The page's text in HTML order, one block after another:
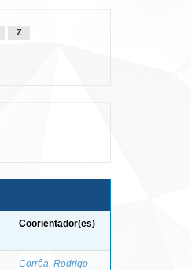
Z
Coorientador(es)
Corrêa, Rodrigo